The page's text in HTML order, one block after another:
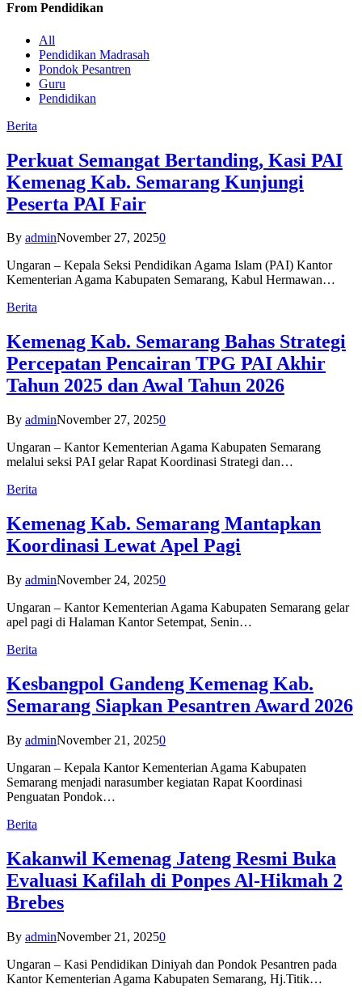
From Pendidikan
All
Pendidikan Madrasah
Pondok Pesantren
Guru
Pendidikan
Berita
Perkuat Semangat Bertanding, Kasi PAI
Kemenag Kab. Semarang Kunjungi
Peserta PAI Fair
By adminNovember 27, 20250
Ungaran – Kepala Seksi Pendidikan Agama Islam (PAI) Kantor
Kementerian Agama Kabupaten Semarang, Kabul Hermawan…
Berita
Kemenag Kab. Semarang Bahas Strategi
Percepatan Pencairan TPG PAI Akhir
Tahun 2025 dan Awal Tahun 2026
By adminNovember 27, 20250
Ungaran – Kantor Kementerian Agama Kabupaten Semarang
melalui seksi PAI gelar Rapat Koordinasi Strategi dan…
Berita
Kemenag Kab. Semarang Mantapkan
Koordinasi Lewat Apel Pagi
By adminNovember 24, 20250
Ungaran – Kantor Kementerian Agama Kabupaten Semarang gelar
apel pagi di Halaman Kantor Setempat, Senin…
Berita
Kesbangpol Gandeng Kemenag Kab.
Semarang Siapkan Pesantren Award 2026
By adminNovember 21, 20250
Ungaran – Kepala Kantor Kementerian Agama Kabupaten
Semarang menjadi narasumber kegiatan Rapat Koordinasi
Penguatan Pondok…
Berita
Kakanwil Kemenag Jateng Resmi Buka
Evaluasi Kafilah di Ponpes Al-Hikmah 2
Brebes
By adminNovember 21, 20250
Ungaran – Kasi Pendidikan Diniyah dan Pondok Pesantren pada
Kantor Kementerian Agama Kabupaten Semarang, Hj.Titik…